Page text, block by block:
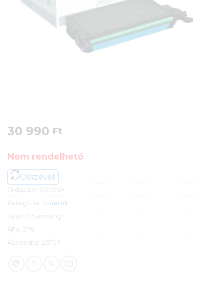
30 990 Ft
Nem rendelhető
Összevet
Cikkszám: SU056A
Kategória: Tonerek
Gyártó: Samsung
ÁFA: 27%
Azonosító: 25707